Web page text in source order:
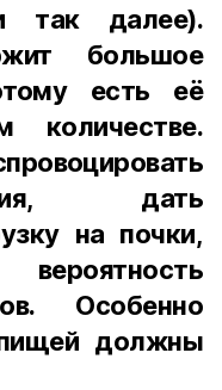
так далее).
большое
есть её
количестве.
дать
на почки,
Особенно
должны